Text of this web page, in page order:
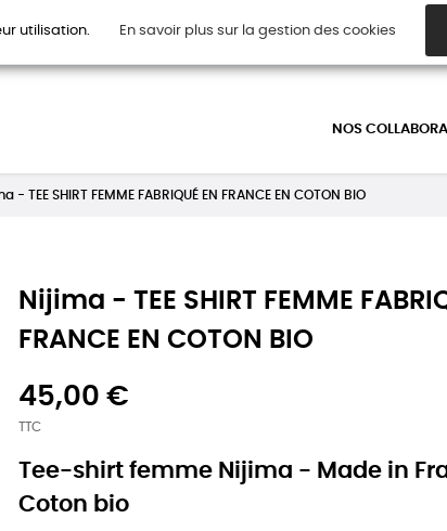
CARTES CADEAUX
NOS
- TEE SHIRT FEMME FABRIQUÉ EN FRANCE EN COTON BIO
Nijima - TEE SHIRT FEMME
FRANCE EN COTON BIO
45,00 €
TTC
Tee-shirt femme Nijima - Made in
Coton bio
utilisation. En savoir plus sur la gestion des cookies